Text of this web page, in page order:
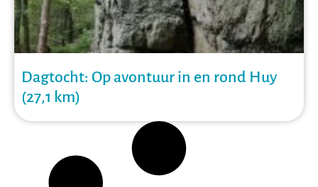
Dagtocht: Op avontuur in en rond Huy
(27,1 km)